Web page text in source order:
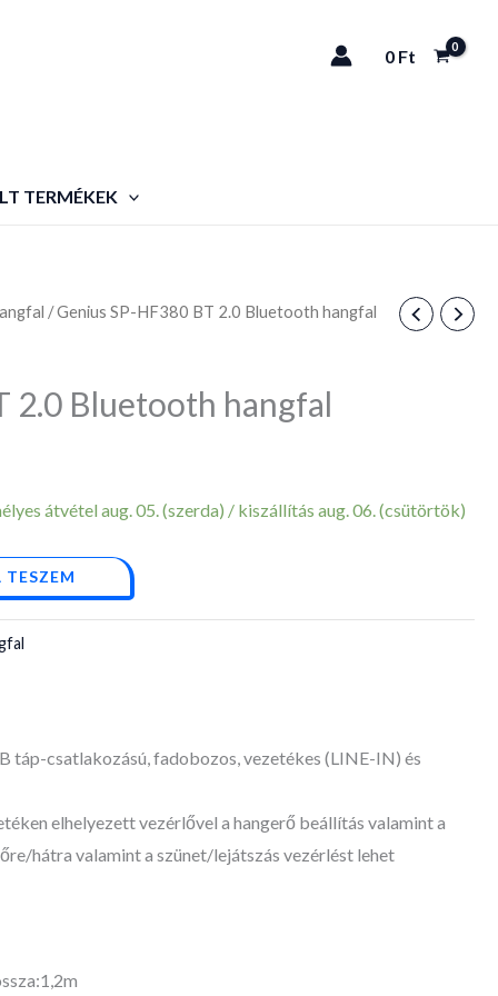
0 Ft
TERMÉKEK
/ Genius SP-HF380 BT 2.0 Bluetooth hangfal
2.0 Bluetooth hangfal
átvétel aug. 05. (szerda) / kiszállítás aug. 06. (csütörtök)
TESZEM
táp-csatlakozású, fadobozos, vezetékes (LINE-IN) és
elhelyezett vezérlővel a hangerő beállítás valamint a
hátra valamint a szünet/lejátszás vezérlést lehet